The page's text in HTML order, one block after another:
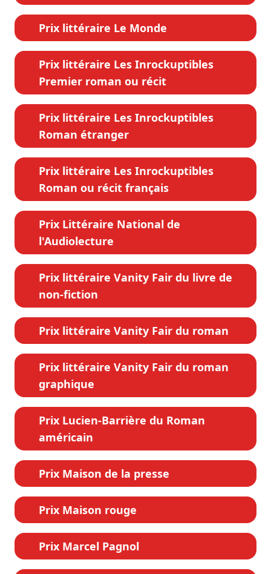
Prix littéraire Le Monde
Prix littéraire Les Inrockuptibles
Premier roman ou récit
Prix littéraire Les Inrockuptibles
Roman étranger
Prix littéraire Les Inrockuptibles
Roman ou récit français
Prix Littéraire National de
l'Audiolecture
Prix littéraire Vanity Fair du livre de
non-fiction
Prix littéraire Vanity Fair du roman
Prix littéraire Vanity Fair du roman
graphique
Prix Lucien-Barrière du Roman
américain
Prix Maison de la presse
Prix Maison rouge
Prix Marcel Pagnol